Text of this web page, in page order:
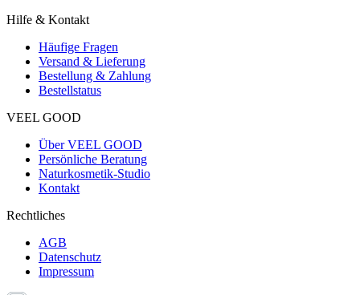
Hilfe & Kontakt
Häufige Fragen
Versand & Lieferung
Bestellung & Zahlung
Bestellstatus
VEEL GOOD
Über VEEL GOOD
Persönliche Beratung
Naturkosmetik-Studio
Kontakt
Rechtliches
AGB
Datenschutz
Impressum